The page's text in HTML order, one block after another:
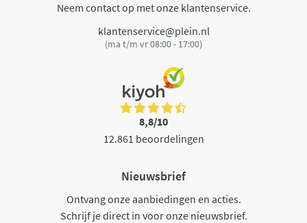
Neem contact op met onze klantenservice.
klantenservice@plein.nl
(ma t/m vr 08:00 - 17:00)
8,8/10
12.861 beoordelingen
Nieuwsbrief
Ontvang onze aanbiedingen en acties.
Schrijf je direct in voor onze nieuwsbrief.